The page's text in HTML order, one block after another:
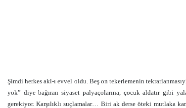
Şimdi herkes akl-ı evvel oldu. Beş on tekerlemenin
yok” diye bağıran siyaset palyaçolarına, çocuk aldatır gibi
gerekiyor. Karşılıklı suçlamalar… Biri ak derse öteki mutlaka